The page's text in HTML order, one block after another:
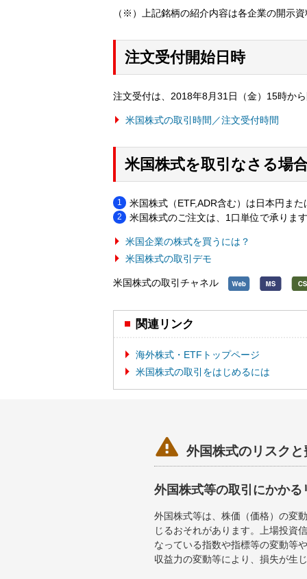
（※）上記銘柄の紹介内容は各企業の開示
注文受付開始日時
注文受付は、2018年8月31日（金）15時か
米国株式の取引時間／注文受付時間
米国株式を取引なさる場
米国株式（ETF,ADR含む）は日本円ま
米国株式のご注文は、1口単位で承りま
米国企業の株式を買うには？
米国株式の取引デモ
米国株式の取引チャネル
関連リンク
海外株式・ETFトップページ
米国株式の取引をはじめるには
 外国株式のリスク
外国株式等の取引にかかる
外国株式等は、株価（価格）の変
じるおそれがあります。上場投資
なっている指数や指標等の変動等
収益力の変動等により、損失が生